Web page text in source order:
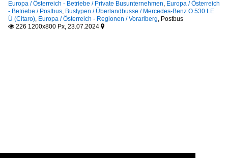
Europa / Österreich - Betriebe / Private Busunternehmen, Europa / Österreich
- Betriebe / Postbus, Bustypen / Überlandbusse / Mercedes-Benz O 530 LE
Ü (Citaro), Europa / Österreich - Regionen / Vorarlberg, Postbus
 226 1200x800 Px, 23.07.2024 